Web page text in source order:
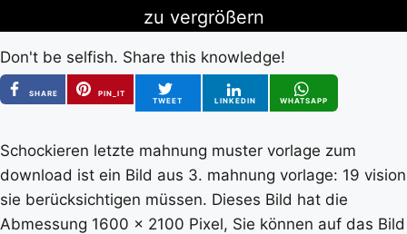
zu vergrößern
Don't be selfish. Share this knowledge!
SHARE
PIN_IT
TWEET
LINKEDIN WHATSAPP
Schockieren letzte mahnung muster vorlage zum
download ist ein Bild aus 3. mahnung vorlage: 19 vision
sie berücksichtigen müssen. Dieses Bild hat die
Abmessung 1600 x 2100 Pixel, Sie können auf das Bild